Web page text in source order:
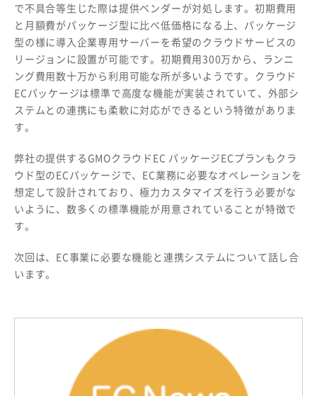
で不具合等生じた際は提供ベンダーが対処します。初期費用
と月額費がパッケージ型に比べ低価格になる上、パッケージ
型の様に導入企業専用サーバーを希望のクラウドサービスの
リージョンに設置が可能です。初期費用300万から、ランニ
ング費用数十万から利用可能な所が多いようです。クラウド
ECパッケージは標準で高度な機能が実装されていて、外部シ
ステムとの連携にも柔軟に対応ができるという特徴がありま
す。
弊社の提供するGMOクラウドEC パッケージECプランもクラ
ウド型のECパッケージで、EC業務に必要なオペレーションを
想定して設計されており、極力カスタマイズを行う必要がな
いように、数多くの標準機能が用意されていることが特徴で
す。
次回は、EC事業に必要な機能と連携システムについて話し合
います。